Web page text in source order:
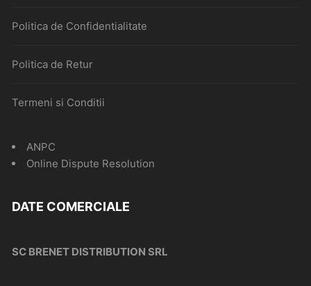
Politica de Confidentialitate
Politica de Retur
Termeni si Conditii
ANPC
Online Dispute Resolution
DATE COMERCIALE
SC BRENET DISTRIBUTION SRL